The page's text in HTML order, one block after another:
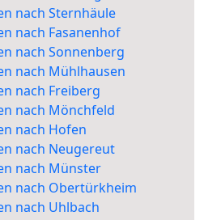
nach Sternhäule
nach Fasanenhof
nach Sonnenberg
nach Mühlhausen
nach Freiberg
nach Mönchfeld
nach Hofen
nach Neugereut
nach Münster
nach Obertürkheim
nach Uhlbach